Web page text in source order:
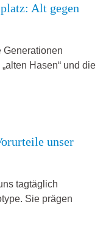
Alt gegen
Generationen
Hasen“ und die
unser
tagtäglich
Sie prägen